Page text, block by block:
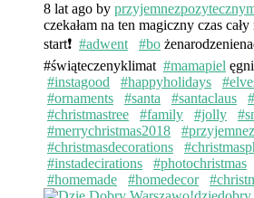
8 lat ago by
czekałam na ten magiczny czas
start❗️ #adwent #bo
#świąteczenyklimat #mamapiel
#instagood
#happyholidays
#ornaments
#santa #santaclaus
#christmastree
#family #jolly
#merrychristmas2018
#christmasdecorations
#instadecirations
#photochristmas
#homemade
#homedecor